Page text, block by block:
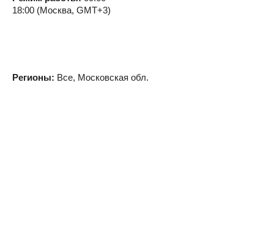
18:00 (Москва, GMT+3)
Регионы: Все, Московская обл.